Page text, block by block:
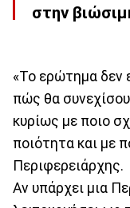
στην
«Το ερώτημα δεν
πώς θα
κυρίως με ποιο
ποιότητα και με
Περιφερειάρχης.
Αν υπάρχει μια